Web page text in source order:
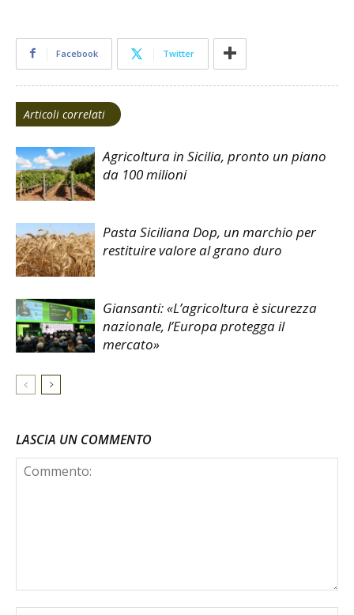
Facebook Twitter
Articoli correlati
Agricoltura in Sicilia, pronto un piano
da 100 milioni
Pasta Siciliana Dop, un marchio per
restituire valore al grano duro
Giansanti: «L’agricoltura è sicurezza
nazionale, l’Europa protegga il
mercato»
LASCIA UN COMMENTO